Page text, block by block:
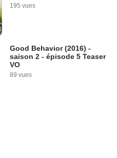
195 vues
Good Behavior (2016) -
saison 2 - épisode 5 Teaser
VO
89 vues